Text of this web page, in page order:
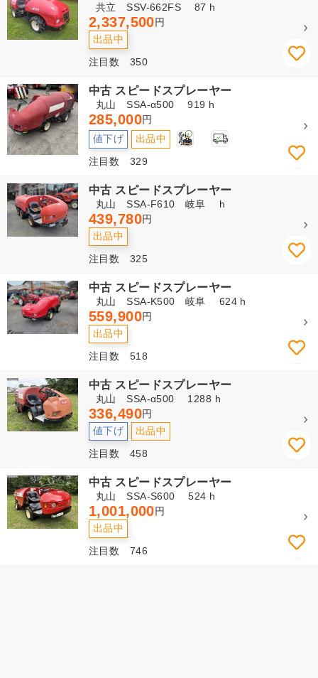
共立 SSV-662FS 87 h
2,337,500円
出品中
注目数 350
中古 スピードスプレーヤー
丸山 SSA-α500 919 h
285,000円
値下げ 出品中 2
注目数 329
中古 スピードスプレーヤー
丸山 SSA-F610 岐阜 h
439,780円
出品中
注目数 325
中古 スピードスプレーヤー
丸山 SSA-K500 岐阜 624 h
559,900円
出品中
注目数 518
中古 スピードスプレーヤー
丸山 SSA-α500 1288 h
336,490円
値下げ 出品中
注目数 458
中古 スピードスプレーヤー
丸山 SSA-S600 524 h
1,001,000円
出品中
注目数 746